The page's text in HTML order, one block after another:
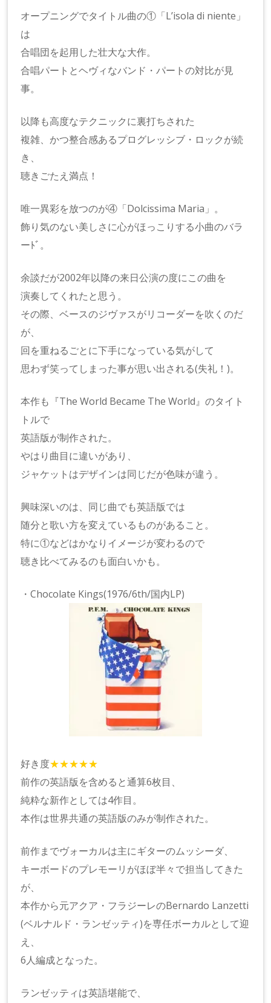
オープニングでタイトル曲の①「L’isola di niente」
は
合唱団を起用した壮大な大作。
合唱パートとヘヴィなバンド・パートの対比が見
事。
以降も高度なテクニックに裏打ちされた
複雑、かつ整合感あるプログレッシブ・ロックが続
き、
聴きごたえ満点！
唯一異彩を放つのが④「Dolcissima Maria」。
飾り気のない美しさに心がほっこりする小曲のバラ
ーﾄﾞ。
余談だが2002年以降の来日公演の度にこの曲を
演奏してくれたと思う。
その際、ベースのジヴァスがリコーダーを吹くのだ
が、
回を重ねるごとに下手になっている気がして
思わず笑ってしまった事が思い出される(失礼！)。
本作も『The World Became The World』のタイト
トルで
英語版が制作された。
やはり曲目に違いがあり、
ジャケットはデザインは同じだが色味が違う。
興味深いのは、同じ曲でも英語版では
随分と歌い方を変えているものがあること。
特に①などはかなりイメージが変わるので
聴き比べてみるのも面白いかも。
・Chocolate Kings(1976/6th/国内LP)
好き度★★★★★
前作の英語版を含めると通算6枚目、
純粋な新作としては4作目。
本作は世界共通の英語版のみが制作された。
前作までヴォーカルは主にギターのムッシーダ、
キーボードのプレモーリがほぼ半々で担当してきた
が、
本作から元アクア・フラジーレのBernardo Lanzetti
(ベルナルド・ランゼッティ)を専任ボーカルとして迎
え、
6人編成となった。
ランゼッティは英語堪能で、